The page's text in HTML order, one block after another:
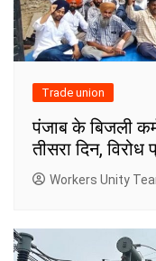
Trade union
पंजाब के बिजली
तीसरा दिन, विरोध
Workers Unity